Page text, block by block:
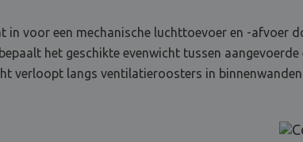
in voor een mechanische luchttoevoer en -afvoer
het geschikte evenwicht tussen
verloopt langs ventilatieroosters in